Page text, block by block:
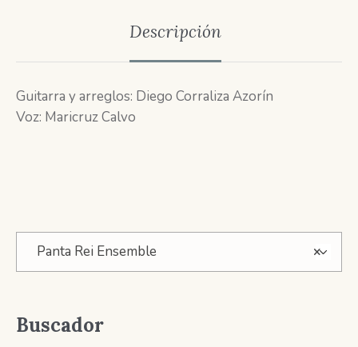
Descripción
Guitarra y arreglos: Diego Corraliza Azorín
Voz: Maricruz Calvo
×
Panta Rei Ensemble
Buscador